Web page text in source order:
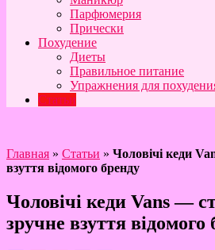
Парфюмерия
Прически
Похудение
Диеты
Правильное питание
Упражнения для
Статьи
Главная » Статьи » Чоловічі кеди
взуття відомого бренду
Чоловічі кеди Vans —
зручне взуття відомого